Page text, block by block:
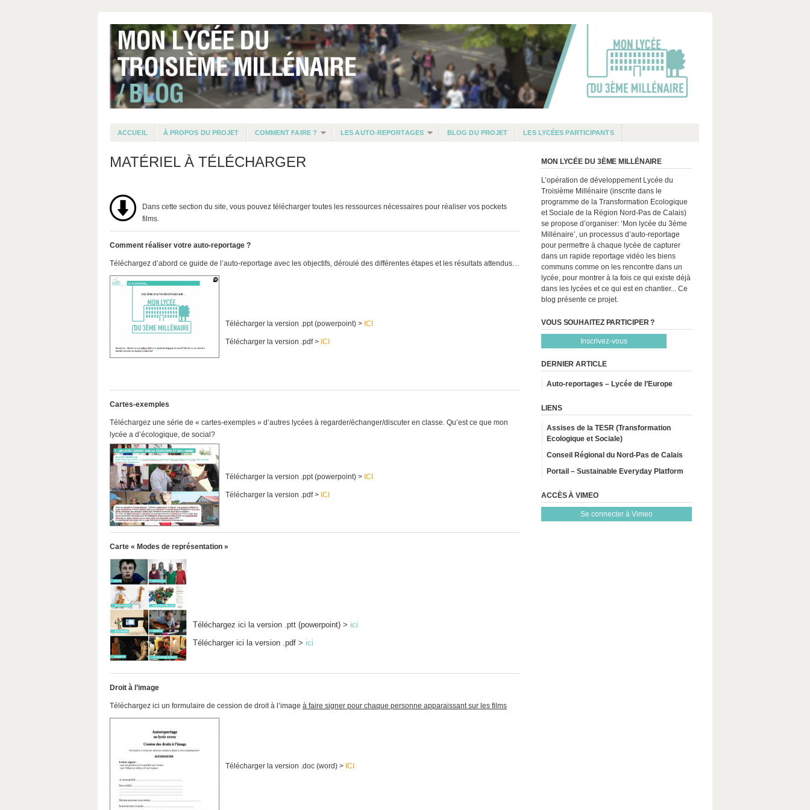
ACCUEIL À PROPOS DU PROJET COMMENT FAIRE ? LES AUTO-REPORTAGES BLOG DU PROJET LES LYCÉES PARTICIPANTS
MATÉRIEL À TÉLÉCHARGER
Dans cette section du site, vous pouvez télécharger toutes les ressources nécessaires pour réaliser vos pockets
films.
Comment réaliser votre auto-reportage ?
Téléchargez d’abord ce guide de l’auto-reportage avec les objectifs, déroulé des différentes étapes et les résultats attendus…
Télécharger la version .ppt (powerpoint) > ICI
Télécharger la version .pdf > ICI
Cartes-exemples
Téléchargez une série de « cartes-exemples » d’autres lycées à regarder/échanger/discuter en classe. Qu’est ce que mon
lycée a d’écologique, de social?
Télécharger la version .ppt (powerpoint) > ICI
Télécharger la version .pdf > ICI
Carte « Modes de représentation »
Téléchargez ici la version .ptt (powerpoint) > ici
Télécharger ici la version .pdf > ici
Droit à l’image
Téléchargez ici un formulaire de cession de droit à l’image à faire signer pour chaque personne apparaissant sur les films
Télécharger la version .doc (word) > ICI
MON LYCÉE DU 3ÈME MILLÉNAIRE
L’opération de développement Lycée du
Troisième Millénaire (inscrite dans le
programme de la Transformation Ecologique
et Sociale de la Région Nord-Pas de Calais)
se propose d’organiser: ‘Mon lycée du 3ème
Millénaire’, un processus d’auto-reportage
pour permettre à chaque lycée de capturer
dans un rapide reportage vidéo les biens
communs comme on les rencontre dans un
lycée, pour montrer à la fois ce qui existe déjà
dans les lycées et ce qui est en chantier... Ce
blog présente ce projet.
VOUS SOUHAITEZ PARTICIPER ?
Inscrivez-vous
DERNIER ARTICLE
Auto-reportages – Lycée de l’Europe
LIENS
Assises de la TESR (Transformation
Ecologique et Sociale)
Conseil Régional du Nord-Pas de Calais
Portail – Sustainable Everyday Platform
ACCÈS À VIMEO
Se connecter à Vimeo